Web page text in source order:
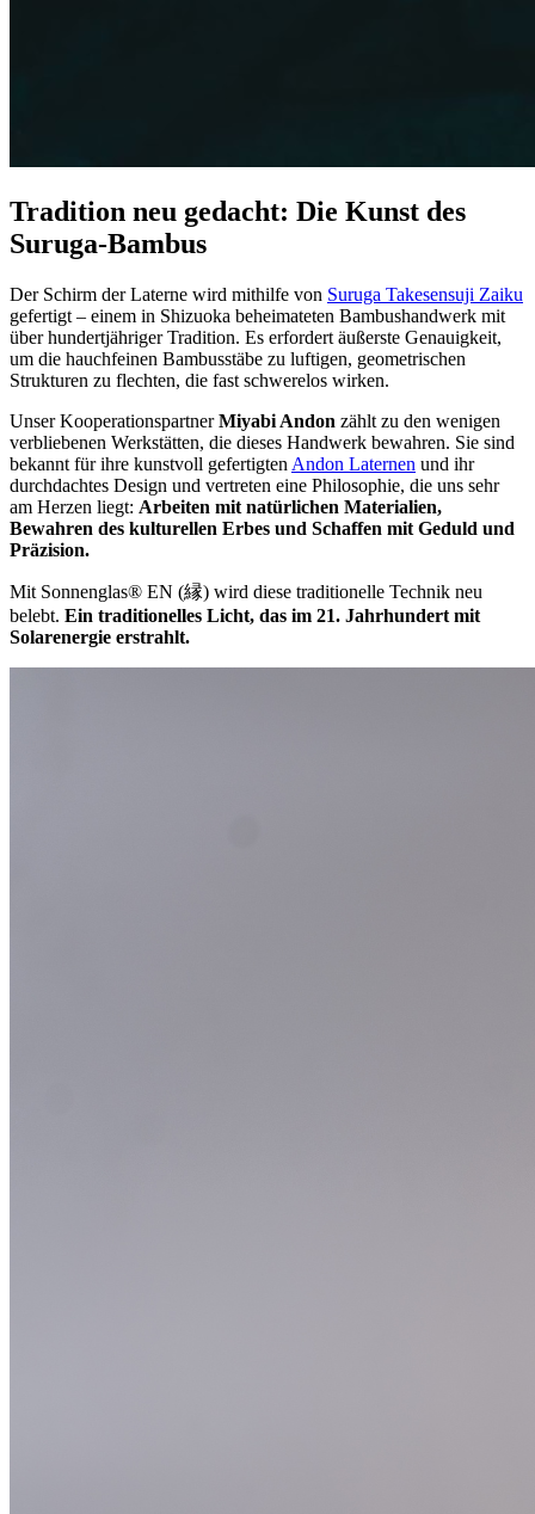
Tradition neu gedacht: Die Kunst des
Suruga-Bambus
Der Schirm der Laterne wird mithilfe von Suruga Takesensuji Zaiku
gefertigt – einem in Shizuoka beheimateten Bambushandwerk mit
über hundertjähriger Tradition. Es erfordert äußerste Genauigkeit,
um die hauchfeinen Bambusstäbe zu luftigen, geometrischen
Strukturen zu flechten, die fast schwerelos wirken.
Unser KooperationspartnerMiyabi Andon zählt zu den wenigen
verbliebenen Werkstätten, die dieses Handwerk bewahren. Sie sind
bekannt für ihre kunstvoll gefertigten Andon Laternen und ihr
durchdachtes Design und vertreten eine Philosophie, die uns sehr
am Herzen liegt: Arbeiten mit natürlichen Materialien,
Bewahren des kulturellen Erbes und Schaffen mit Geduld und
Präzision.
Mit Sonnenglas® EN (縁) wird diese traditionelle Technik neu
belebt. Ein traditionelles Licht, das im 21. Jahrhundert mit
Solarenergie erstrahlt.